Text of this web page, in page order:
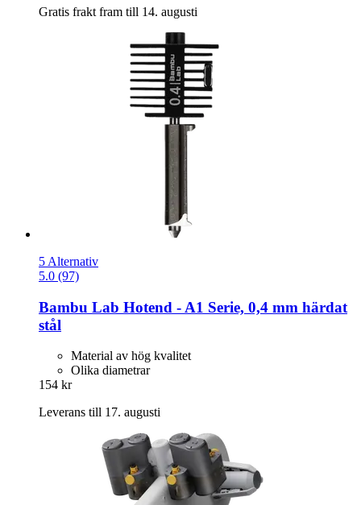
Gratis frakt fram till 14. augusti
5 Alternativ
5.0 (97)
Bambu Lab Hotend -​ A1 Serie, 0,4 mm härdat
stål
Material av hög kvalitet
Olika diametrar
154 kr
Leverans till 17. augusti